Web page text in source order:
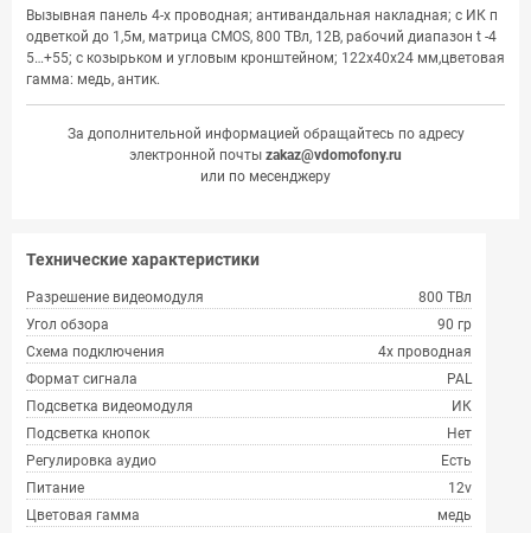
Вызывная панель 4-х проводная; антивандальная накладная; с ИК п
одветкой до 1,5м, матрица CMOS, 800 ТВл, 12В, рабочий диапазон t -4
5…+55; с козырьком и угловым кронштейном; 122х40х24 мм,цветовая
гамма: медь, антик.
За дополнительной информацией обращайтесь по адресу
электронной почты zakaz@vdomofony.ru
или по месенджеру
Технические характеристики
Разрешение видеомодуля
800 ТВл
Угол обзора
90 гр
Схема подключения
4х проводная
Формат сигнала
PAL
Подсветка видеомодуля
ИК
Подсветка кнопок
Нет
Регулировка аудио
Есть
Питание
12v
Цветовая гамма
медь